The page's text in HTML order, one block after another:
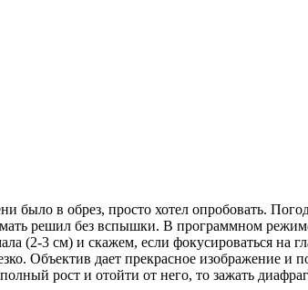
было в обрез, просто хотел опробовать.
решил без вспышки. В программном
(2-3 см) и скажем, если фокусироваться на
Объектив дает прекрасное изображение
рост и отойти от него, то зажать